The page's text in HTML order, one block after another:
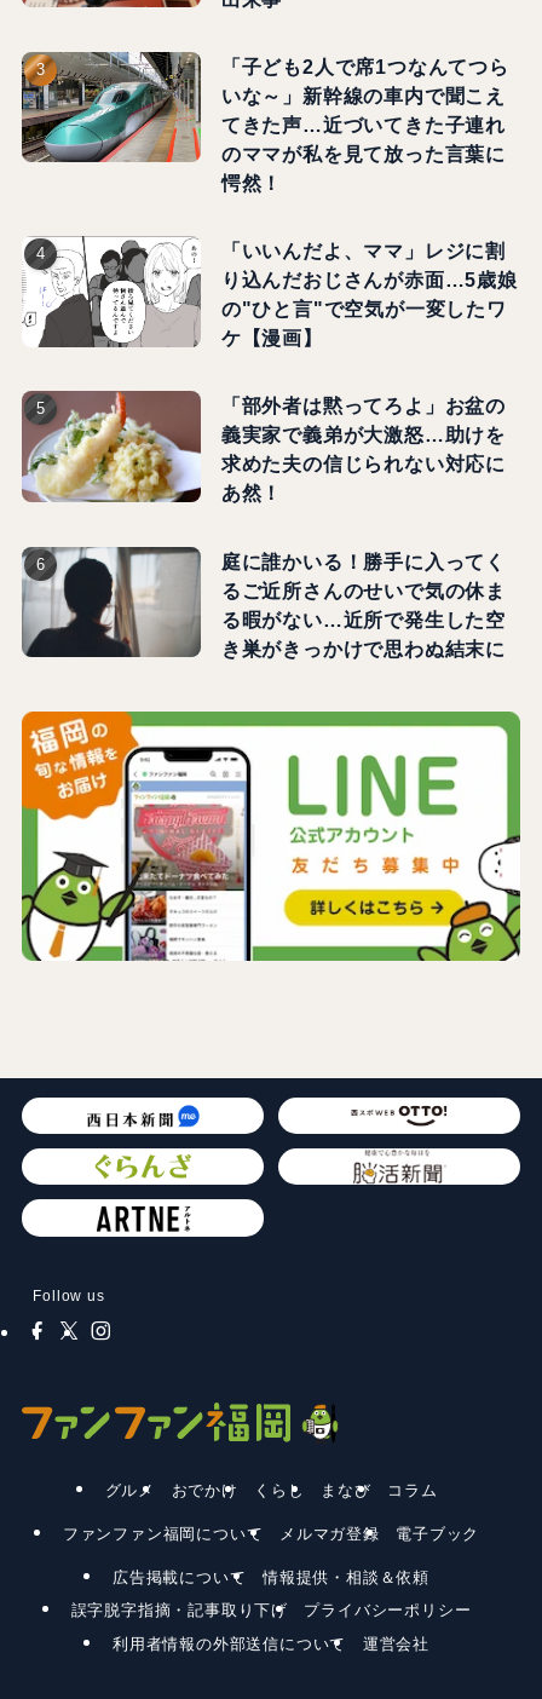
「子ども2人で席1つなんてつら
いな～」新幹線の車内で聞こえ
てきた声…近づいてきた子連れ
のママが私を見て放った言葉に
愕然！
「いいんだよ、ママ」レジに割
り込んだおじさんが赤面…5歳娘
の"ひと言"で空気が一変したワ
ケ【漫画】
「部外者は黙ってろよ」お盆の
義実家で義弟が大激怒…助けを
求めた夫の信じられない対応に
あ然！
庭に誰かいる！勝手に入ってく
るご近所さんのせいで気の休ま
る暇がない…近所で発生した空
き巣がきっかけで思わぬ結末に
Follow us
グルメ おでかけ くらし まなび コラム
ファンファン福岡について メルマガ登録 電子ブック
広告掲載について
情報提供・相談＆依頼
誤字脱字指摘・記事取り下げ
プライバシーポリシー
利用者情報の外部送信について
運営会社